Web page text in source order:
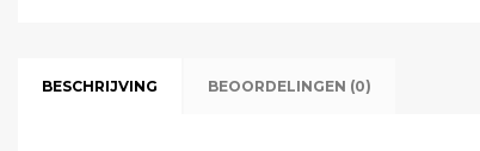
BESCHRIJVING BEOORDELINGEN (0)